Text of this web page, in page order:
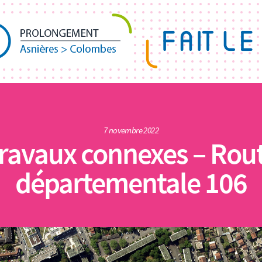
7 novembre 2022
connexes –
départementale 106